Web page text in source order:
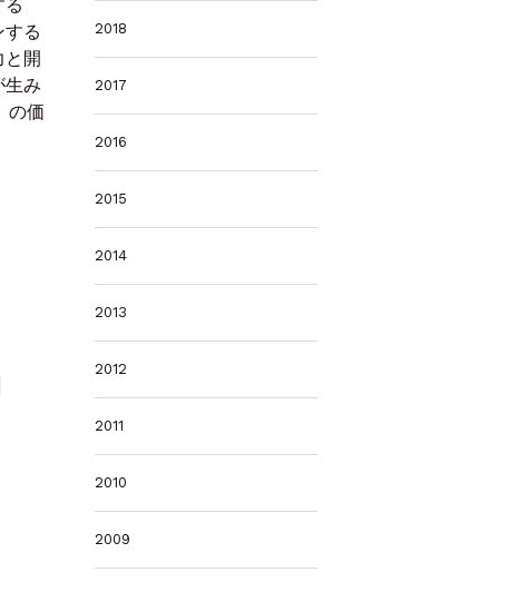
る
と開
生み
の価
2018
2017
2016
2015
2014
2013
2012
2011
2010
2009